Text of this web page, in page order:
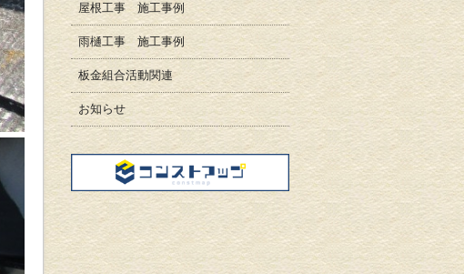
屋根工事 施工事例
雨樋工事 施工事例
板金組合活動関連
お知らせ